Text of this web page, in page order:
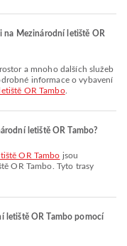
na Mezinárodní letiště OR
informace o vybavení
OR Tambo.
letiště OR Tambo?
OR Tambo jsou
OR Tambo. Tyto trasy
letiště OR Tambo pomocí